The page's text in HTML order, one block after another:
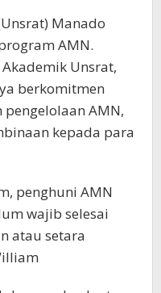
Manado
AMN.
Unsrat,
berkomitmen
AMN,
kepada para
penghuni AMN
wajib selesai
atau setara